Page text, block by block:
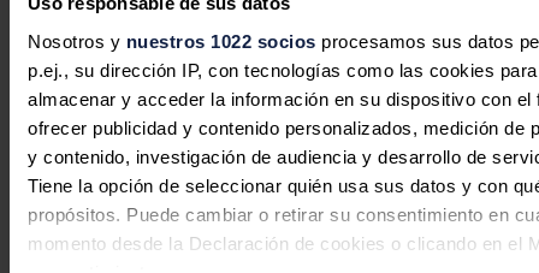
Nosotros y nuestros 1022 socios procesamos sus datos
p.ej., su dirección IP, con tecnologías como las cookies para
almacenar y acceder la información en su dispositivo con el
ofrecer publicidad y contenido personalizados, medición de
y contenido, investigación de audiencia y desarrollo de
Tiene la opción de seleccionar quién usa sus datos y con
propósitos. Puede cambiar o retirar su consentimiento en
momento desde la Declaración de cookies o clicando en el
Jaime Santisteban 09/08/2026
China busca el pico de emisiones
industriales antes de 2030 con nuevo
plan quinquenal verde